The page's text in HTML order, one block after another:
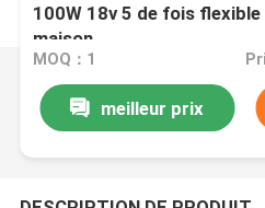
100W 18v 5 de fois
maison
MOQ：1
meilleur prix